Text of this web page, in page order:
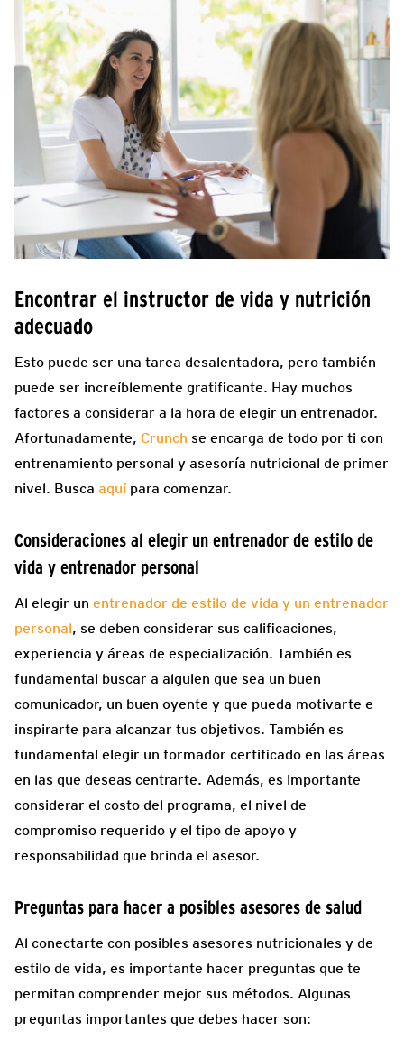
Encontrar el instructor de vida y nutrición
adecuado
Esto puede ser una tarea desalentadora, pero también
puede ser increíblemente gratificante. Hay muchos
factores a considerar a la hora de elegir un entrenador.
Afortunadamente, Crunch se encarga de todo por ti con
entrenamiento personal y asesoría nutricional de primer
nivel. Busca aquípara comenzar.
Consideraciones al elegir un entrenador de estilo de
vida y entrenador personal
Al elegir un entrenador de estilo de vida y un entrenador
personal, se deben considerar sus calificaciones,
experiencia y áreas de especialización. También es
fundamental buscar a alguien que sea un buen
comunicador, un buen oyente y que pueda motivarte e
inspirarte para alcanzar tus objetivos. También es
fundamental elegir un formador certificado en las áreas
en las que deseas centrarte. Además, es importante
considerar el costo del programa, el nivel de
compromiso requerido y el tipo de apoyo y
responsabilidad que brinda el asesor.
Preguntas para hacer a posibles asesores de salud
Al conectarte con posibles asesores nutricionales y de
estilo de vida, es importante hacer preguntas que te
permitan comprender mejor sus métodos. Algunas
preguntas importantes que debes hacer son: